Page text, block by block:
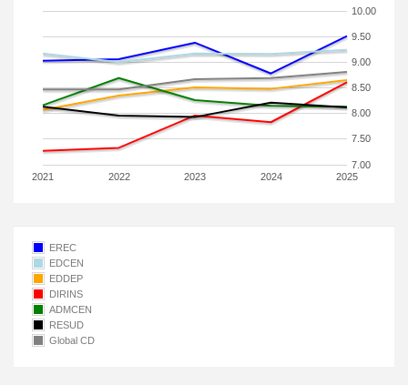
2021 2022 2023 2024 2025
7.00
7.50
8.00
8.50
9.00
9.50
10.00
EREC
EDCEN
EDDEP
DIRINS
ADMCEN
RESUD
Global CD